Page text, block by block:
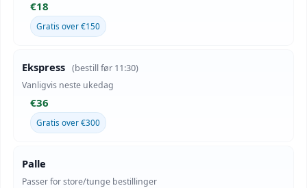
€18
Gratis over €150
Ekspress (bestill før 11:30)
Vanligvis neste ukedag
€36
Gratis over €300
Palle
Passer for store/tunge bestillinger